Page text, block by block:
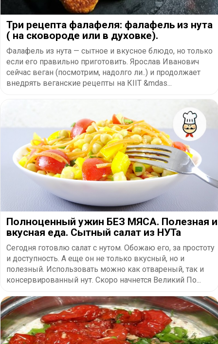
Три рецепта фалафеля: фалафель из нута
( на сковороде или в духовке).
Фалафель из нута — сытное и вкусное блюдо, но только
если его правильно приготовить. Ярослав Иванович
сейчас веган (посмотрим, надолго ли..) и продолжает
внедрять веганские рецепты на КІІТ &mdas...
Полноценный ужин БЕЗ МЯСА. Полезная и
вкусная еда. Сытный салат из НУТа
Сегодня готовлю салат с нутом. Обожаю его, за простоту
и доступность. А еще он не только вкусный, но и
полезный. Использовать можно как отвареный, так и
консервированный нут. Скоро начнется Великий По...